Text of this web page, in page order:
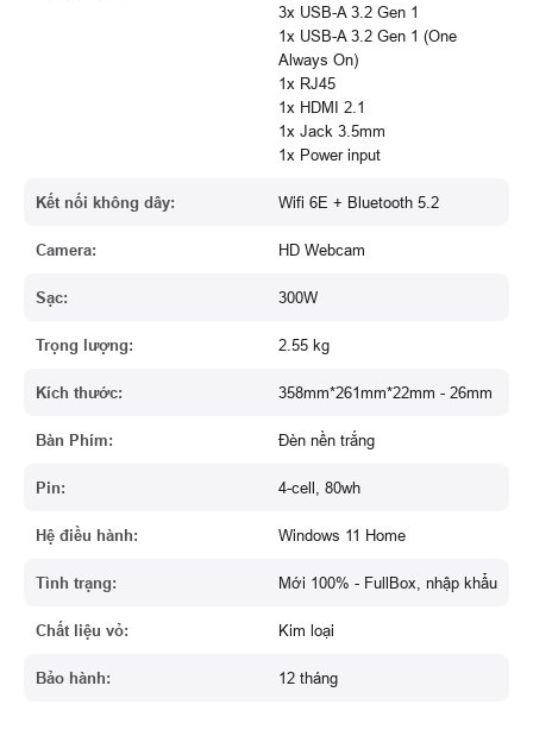
3x USB-A 3.2 Gen 1
1x USB-A 3.2 Gen 1 (One
Always On)
1x RJ45
1x HDMI 2.1
1x Jack 3.5mm
1x Power input
Kết nối không dây: Wifi 6E + Bluetooth 5.2
Camera: HD Webcam
Sạc: 300W
Trọng lượng: 2.55 kg
Kích thước: 358mm*261mm*22mm - 26mm
Bàn Phím: Đèn nền trắng
Pin: 4-cell, 80wh
Hệ điều hành: Windows 11 Home
Tình trạng: Mới 100% - FullBox, nhập khẩu
Chất liệu vỏ: Kim loại
Bảo hành: 12 tháng